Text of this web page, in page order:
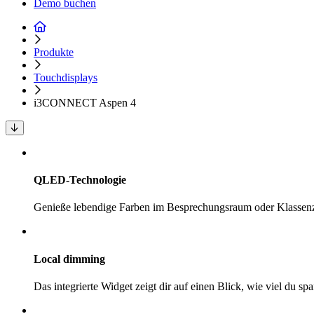
Demo buchen
Produkte
Touchdisplays
i3CONNECT Aspen 4
QLED-Technologie
Genieße lebendige Farben im Besprechungsraum oder
Local dimming
Das integrierte Widget zeigt dir auf einen Blick, wie viel du